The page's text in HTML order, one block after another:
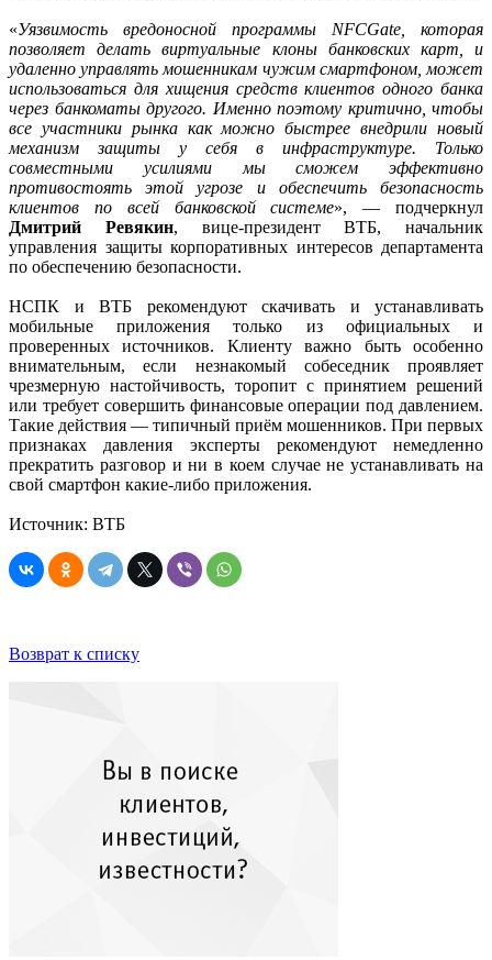
«Уязвимость вредоносной программы NFCGate, которая
позволяет делать виртуальные клоны банковских карт, и
удаленно управлять мошенникам чужим смартфоном, может
использоваться для хищения средств клиентов одного банка
через банкоматы другого. Именно поэтому критично, чтобы
все участники рынка как можно быстрее внедрили новый
механизм защиты у себя в инфраструктуре. Только
совместными усилиями мы сможем эффективно
противостоять этой угрозе и обеспечить безопасность
клиентов по всей банковской системе», — подчеркнул
Дмитрий Ревякин, вице-президент ВТБ, начальник
управления защиты корпоративных интересов департамента
по обеспечению безопасности.
НСПК и ВТБ рекомендуют скачивать и устанавливать
мобильные приложения только из официальных и
проверенных источников. Клиенту важно быть особенно
внимательным, если незнакомый собеседник проявляет
чрезмерную настойчивость, торопит с принятием решений
или требует совершить финансовые операции под давлением.
Такие действия — типичный приём мошенников. При первых
признаках давления эксперты рекомендуют немедленно
прекратить разговор и ни в коем случае не устанавливать на
свой смартфон какие-либо приложения.
Источник: ВТБ
Возврат к списку